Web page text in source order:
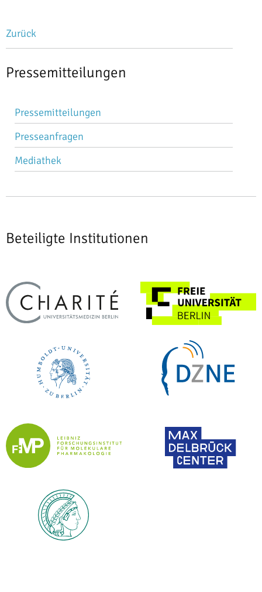
Zurück
Pressemitteilungen
Navigation
überspringen
Pressemitteilungen
Presseanfragen
Mediathek
Beteiligte Institutionen